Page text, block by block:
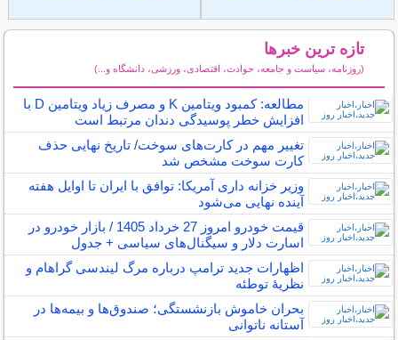
تازه ترین خبرها
(روزنامه، سیاست و جامعه، حوادث، اقتصادی، ورزشی، دانشگاه و...)
مطالعه: کمبود ویتامین K و مصرف زیاد ویتامین D با
افزایش خطر پوسیدگی دندان مرتبط است
تغییر مهم در کارت‌های سوخت/ تاریخ نهایی حذف
کارت سوخت مشخص شد
وزیر خزانه داری آمریکا: توافق با ایران تا اوایل هفته
آینده نهایی می‌شود
قیمت خودرو امروز 27 خرداد 1405 / بازار خودرو در
اسارت دلار و سیگنال‌های سیاسی + جدول
اظهارات جدید ترامپ درباره مرگ لیندسی گراهام و
نظریهٔ توطئه
بحران خاموش بازنشستگی؛ صندوق‌ها و بیمه‌ها در
آستانه ناتوانی